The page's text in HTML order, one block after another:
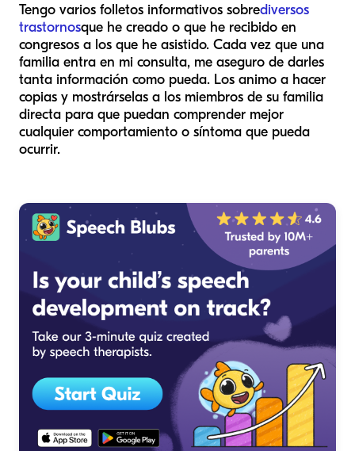
Tengo varios folletos informativos sobrediversos
trastornosque he creado o que he recibido en
congresos a los que he asistido. Cada vez que una
familia entra en mi consulta, me aseguro de darles
tanta información como pueda. Los animo a hacer
copias y mostrárselas a los miembros de su familia
directa para que puedan comprender mejor
cualquier comportamiento o síntoma que pueda
ocurrir.